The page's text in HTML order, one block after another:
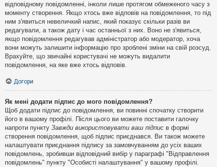
відповідному повідомленні, інколи лише протягом обмеженого часу з
моменту створення. Якщо хтось вже відповів на повідомлення, то під
ним з'явиться невеличкий напис, який показує скільки разів ви
редагували, а також дату і час останньої з них. Воно не з'явиться,
якщо повідомлення редагував адміністратор або модератор, хоча
вони можуть залишити інформацію про зроблені зміни на свій розсуд.
Врахуйте, що звичайні користувачі не можуть видалити
повідомлення, на яке вже хтось відповів.
Догори
Як мені додати підпис до мого повідомлення?
Щоб додати підпис до повідомлення, ви повинні спочатку створити
його в вашому профілі. Після цього ви можете поставити галочку
напроти пункту Завжди використовувати ваш підпис в формі
створення повідомлення, щоб підпис приєднався. Ви також можете
налаштувати приєднання підпису за замовчуванням до усіх ваших
повідомлень, зробивши відповідний вибір у параграфі "Відправлення
повідомлень" пункту "Особисті налаштування" у вашому профілі.